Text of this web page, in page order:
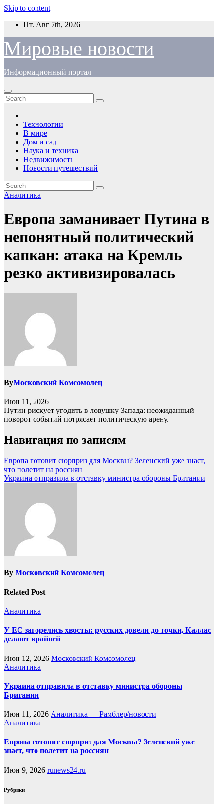
Skip to content
Пт. Авг 7th, 2026
Мировые новости
Информационный портал
Технологии
В мире
Дом и сад
Наука и техника
Недвижимость
Новости путешествий
Аналитика
Европа заманивает Путина в
непонятный политический
капкан: атака на Кремль
резко активизировалась
ByМосковский Комсомолец
Июн 11, 2026
Путин рискует угодить в ловушку Запада: неожиданный
поворот событий потрясает политическую арену.
Навигация по записям
Европа готовит сюрприз для Москвы? Зеленский уже знает,
что полетит на россиян
Украина отправила в отставку министра обороны Британии
By Московский Комсомолец
Related Post
Аналитика
У ЕС загорелись хвосты: русских довели до точки, Каллас
делают крайней
Июн 12, 2026 Московский Комсомолец
Аналитика
Украина отправила в отставку министра обороны
Британии
Июн 11, 2026 Аналитика — Рамблер/новости
Аналитика
Европа готовит сюрприз для Москвы? Зеленский уже
знает, что полетит на россиян
Июн 9, 2026 runews24.ru
Рубрики